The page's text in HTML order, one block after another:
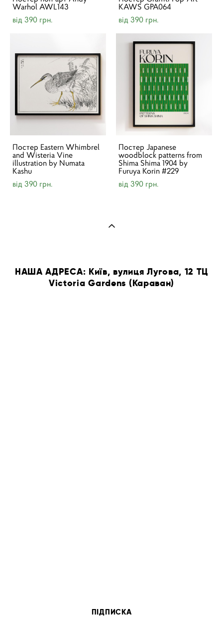
Warhol AWL143
від 390 грн.
KAWS GPA064
від 390 грн.
Постер Eastern Whimbrel
and Wisteria Vine
illustration by Numata
Kashu
від 390 грн.
Постер Japanese
woodblock patterns from
Shima Shima 1904 by
Furuya Korin #229
від 390 грн.
НАША АДРЕСА: Київ, вулиця Лугова, 12 ТЦ
Victoria Gardens (Караван)
ПІДПИСКА